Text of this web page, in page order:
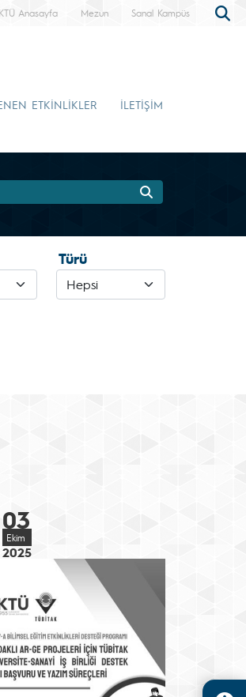
KTÜ Anasayfa Mezun Sanal Kampüs
ETKİNLİKLER İLETİŞİM
Türü
03
Ekim
2025